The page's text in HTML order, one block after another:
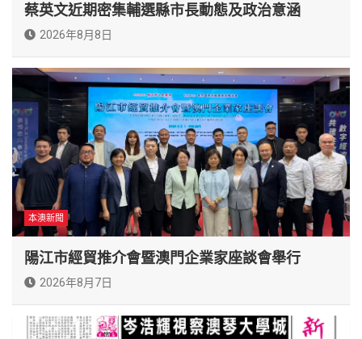
蔡英文近期密集輔選縣市長動態及政治意涵
2026年8月8日
本澳新聞
陽江市經貿推介會暨澳門企業家座談會舉行
2026年8月7日